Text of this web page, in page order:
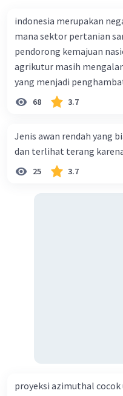
indonesia merupakan
mana sektor pertanian
pendorong kemajuan
agrikutur masih
yang menjadi
indonesia
68 3.7
Jenis awan rendah yang
dan terlihat terang
25 3.7
proyeksi azimuthal